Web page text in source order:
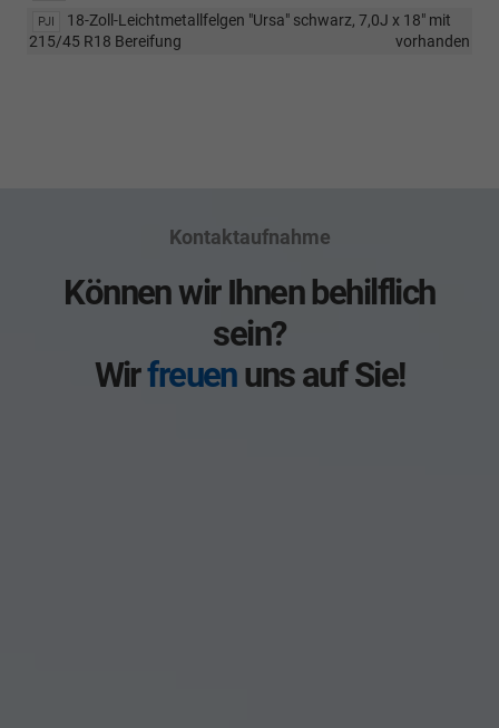
PJI
18-Zoll-Leichtmetallfelgen "Ursa" schwarz, 7,0J x 18" mit
215/45 R18 Bereifung
vorhanden
Kontaktaufnahme
Können wir Ihnen behilflich
sein?
Wirfreuenuns auf Sie!